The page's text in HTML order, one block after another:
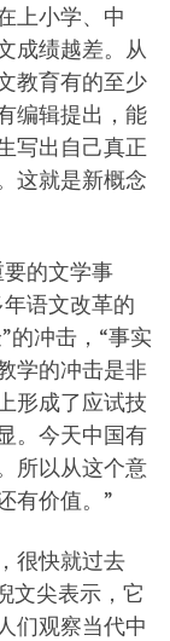
上小学、中
成绩越差。从
教育有的至少
编辑提出，能
写出自己真正
这就是新概念
的文学事
语文改革的
的冲击，“事实
学的冲击是非
形成了应试技
。今天中国有
所以从这个意
有价值。”
很快就过去
文尖表示，它
们观察当代中